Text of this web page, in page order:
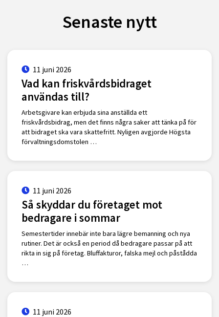
Senaste nytt
11 juni 2026
Vad kan friskvårdsbidraget
användas till?
Arbetsgivare kan erbjuda sina anställda ett
friskvårdsbidrag, men det finns några saker att tänka på för
att bidraget ska vara skattefritt. Nyligen avgjorde Högsta
förvaltningsdomstolen …
11 juni 2026
Så skyddar du företaget mot
bedragare i sommar
Semestertider innebär inte bara lägre bemanning och nya
rutiner. Det är också en period då bedragare passar på att
rikta in sig på företag. Bluffakturor, falska mejl och påstådda
…
11 juni 2026